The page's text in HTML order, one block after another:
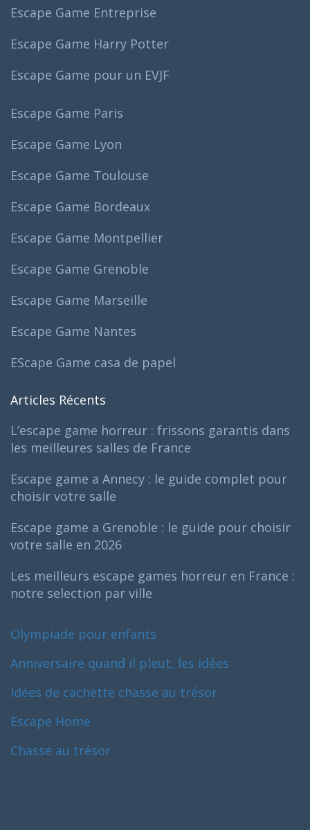
Escape Game Entreprise
Escape Game Harry Potter
Escape Game pour un EVJF
Escape Game Paris
Escape Game Lyon
Escape Game Toulouse
Escape Game Bordeaux
Escape Game Montpellier
Escape Game Grenoble
Escape Game Marseille
Escape Game Nantes
EScape Game casa de papel
Articles Récents
L’escape game horreur : frissons garantis dans
les meilleures salles de France
Escape game a Annecy : le guide complet pour
choisir votre salle
Escape game a Grenoble : le guide pour choisir
votre salle en 2026
Les meilleurs escape games horreur en France :
notre selection par ville
Olympiade pour enfants
Anniversaire quand il pleut, les idées
Idées de cachette chasse au trésor
Escape Home
Chasse au trésor